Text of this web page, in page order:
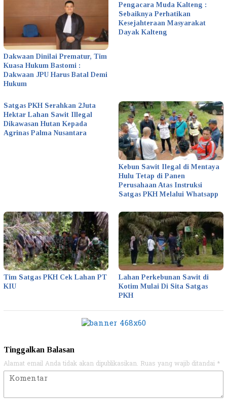
Dakwaan Dinilai Prematur, Tim
Kuasa Hukum Bastomi :
Dakwaan JPU Harus Batal Demi
Hukum
Pengacara Muda Kalteng :
Sebaiknya Perhatikan
Kesejahteraan Masyarakat
Dayak Kalteng
Satgas PKH Serahkan 2Juta
Hektar Lahan Sawit Illegal
Dikawasan Hutan Kepada
Agrinas Palma Nusantara
Kebun Sawit Ilegal di Mentaya
Hulu Tetap di Panen
Perusahaan Atas Instruksi
Satgas PKH Melalui Whatsapp
Tim Satgas PKH Cek Lahan PT
KIU
Lahan Perkebunan Sawit di
Kotim Mulai Di Sita Satgas
PKH
Tinggalkan Balasan
Alamat email Anda tidak akan dipublikasikan. Ruas yang wajib ditandai *